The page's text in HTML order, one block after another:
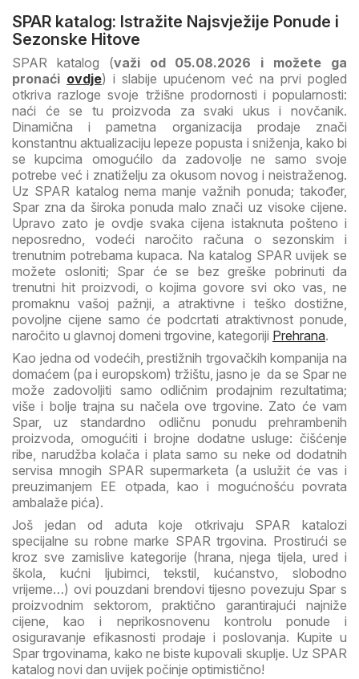
SPAR katalog: Istražite Najsvježije Ponude i
Sezonske Hitove
SPAR katalog (važi od 05.08.2026 i možete ga
pronaći ovdje) i slabije upućenom već na prvi pogled
otkriva razloge svoje tržišne prodornosti i popularnosti:
naći će se tu proizvoda za svaki ukus i novčanik.
Dinamična i pametna organizacija prodaje znači
konstantnu aktualizaciju lepeze popusta i sniženja, kako bi
se kupcima omogućilo da zadovolje ne samo svoje
potrebe već i znatiželju za okusom novog i neistraženog.
Uz SPAR katalog nema manje važnih ponuda; također,
Spar zna da široka ponuda malo znači uz visoke cijene.
Upravo zato je ovdje svaka cijena istaknuta pošteno i
neposredno, vodeći naročito računa o sezonskim i
trenutnim potrebama kupaca. Na katalog SPAR uvijek se
možete osloniti; Spar će se bez greške pobrinuti da
trenutni hit proizvodi, o kojima govore svi oko vas, ne
promaknu vašoj pažnji, a atraktivne i teško dostižne,
povoljne cijene samo će podcrtati atraktivnost ponude,
naročito u glavnoj domeni trgovine, kategoriji Prehrana.
Kao jedna od vodećih, prestižnih trgovačkih kompanija na
domaćem (pa i europskom) tržištu, jasno je da se Spar ne
može zadovoljiti samo odličnim prodajnim rezultatima;
više i bolje trajna su načela ove trgovine. Zato će vam
Spar, uz standardno odličnu ponudu prehrambenih
proizvoda, omogućiti i brojne dodatne usluge: čišćenje
ribe, narudžba kolača i plata samo su neke od dodatnih
servisa mnogih SPAR supermarketa (a uslužit će vas i
preuzimanjem EE otpada, kao i mogućnošću povrata
ambalaže pića).
Još jedan od aduta koje otkrivaju SPAR katalozi
specijalne su robne marke SPAR trgovina. Prostirući se
kroz sve zamislive kategorije (hrana, njega tijela, ured i
škola, kućni ljubimci, tekstil, kućanstvo, slobodno
vrijeme…) ovi pouzdani brendovi tijesno povezuju Spar s
proizvodnim sektorom, praktično garantirajući najniže
cijene, kao i neprikosnovenu kontrolu ponude i
osiguravanje efikasnosti prodaje i poslovanja. Kupite u
Spar trgovinama, kako ne biste kupovali skuplje. Uz SPAR
katalog novi dan uvijek počinje optimistično!